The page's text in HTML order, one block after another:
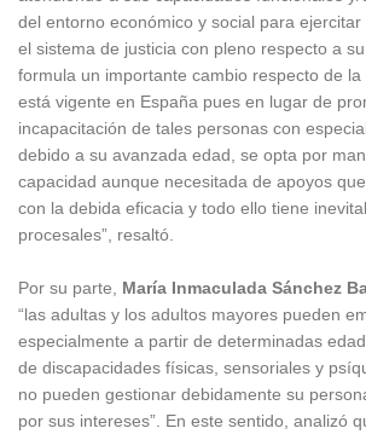
del entorno económico y social para
el sistema de justicia con pleno respecto a
formula un importante cambio respecto de
está vigente en España pues en lugar de
incapacitación de tales personas con
debido a su avanzada edad, se opta por
capacidad aunque necesitada de apoyos
con la debida eficacia y todo ello tiene
procesales”, resaltó.
Por su parte, María Inmaculada Sánchez
“las adultas y los adultos mayores pueden
especialmente a partir de determinadas
de discapacidades físicas, sensoriales y
no pueden gestionar debidamente su
por sus intereses”. En este sentido, analizó